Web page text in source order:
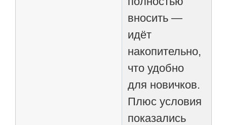
вносить —
идёт
накопительно,
что удобно
для новичков.
Плюс условия
показались